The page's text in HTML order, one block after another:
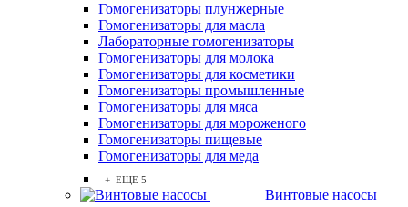
Гомогенизаторы плунжерные
Гомогенизаторы для масла
Лабораторные гомогенизаторы
Гомогенизаторы для молока
Гомогенизаторы для косметики
Гомогенизаторы промышленные
Гомогенизаторы для мяса
Гомогенизаторы для мороженого
Гомогенизаторы пищевые
Гомогенизаторы для меда
+ ЕЩЕ 5
Винтовые насосы